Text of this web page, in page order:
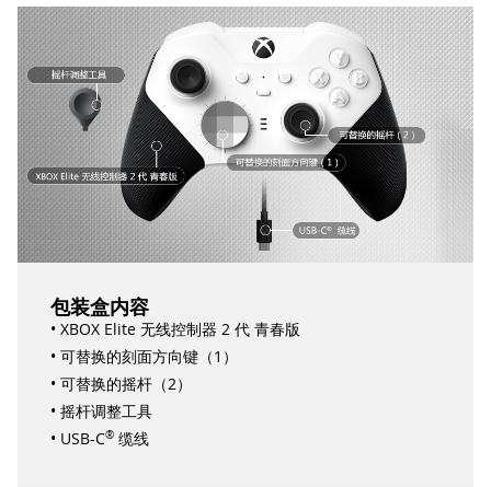
包装盒内容
• XBOX Elite 无线控制器 2 代 青春版
• 可替换的刻面方向键（1）
• 可替换的摇杆（2）
• 摇杆调整工具
• USB-C® 缆线